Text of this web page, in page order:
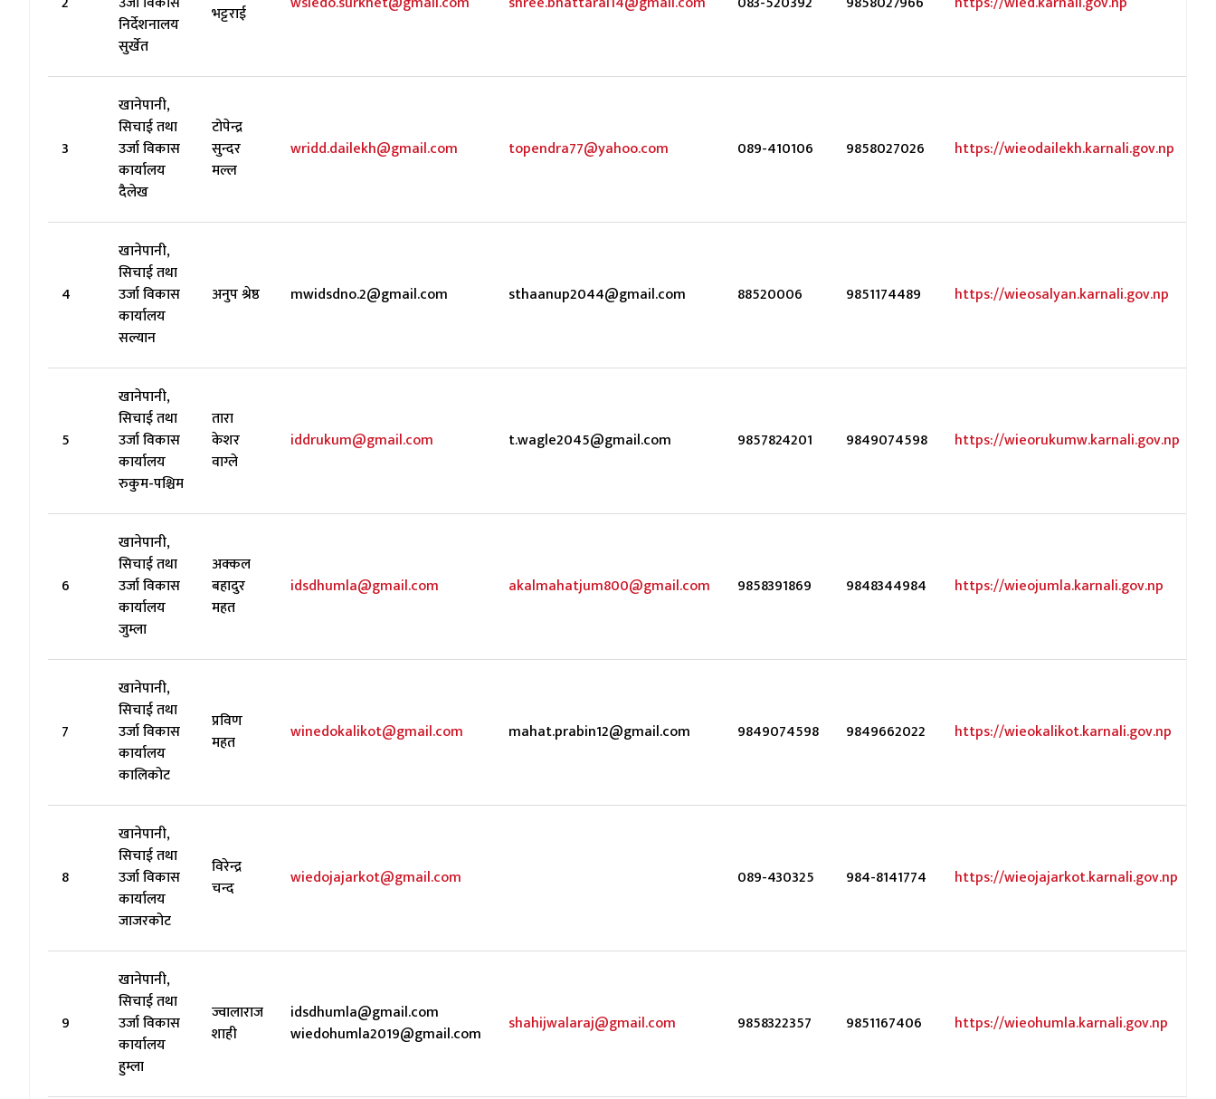
निर्देशनालय
सुर्खेत
भट्टराई
3
खानेपानी,
सिचाई तथा
उर्जा विकास
कार्यालय
दैलेख
टोपेन्द्र
सुन्दर
मल्ल
wridd.dailekh@gmail.com topendra77@yahoo.com 089-410106 9858027026 https://wieodailekh.karnali.gov.np
4
खानेपानी,
सिचाई तथा
उर्जा विकास
कार्यालय
सल्यान
अनुप श्रेष्ठ mwidsdno.2@gmail.com sthaanup2044@gmail.com 88520006 9851174489 https://wieosalyan.karnali.gov.np
5
खानेपानी,
सिचाई तथा
उर्जा विकास
कार्यालय
रुकुम-पश्चिम
तारा
केशर
वाग्ले
iddrukum@gmail.com t.wagle2045@gmail.com 9857824201 9849074598 https://wieorukumw.karnali.gov.np
6
खानेपानी,
सिचाई तथा
उर्जा विकास
कार्यालय
जुम्ला
अक्कल
बहादुर
महत
idsdhumla@gmail.com akalmahatjum800@gmail.com 9858391869 9848344984 https://wieojumla.karnali.gov.np
7
खानेपानी,
सिचाई तथा
उर्जा विकास
कार्यालय
कालिकोट
प्रविण
महत
winedokalikot@gmail.com mahat.prabin12@gmail.com 9849074598 9849662022 https://wieokalikot.karnali.gov.np
8
खानेपानी,
सिचाई तथा
उर्जा विकास
कार्यालय
जाजरकोट
विरेन्द्र
चन्द
wiedojajarkot@gmail.com 089-430325 984-8141774 https://wieojajarkot.karnali.gov.np
9
खानेपानी,
सिचाई तथा
उर्जा विकास
कार्यालय
हुम्ला
ज्वालाराज
शाही
idsdhumla@gmail.com
wiedohumla2019@gmail.com
shahijwalaraj@gmail.com 9858322357 9851167406 https://wieohumla.karnali.gov.np